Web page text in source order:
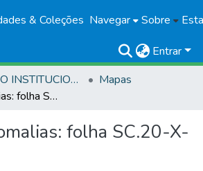
& Coleções Navegar Sobre
Entrar
PRODUÇÃO INSTITUCIONAL
Mapas
Carta de anomalias: folha SC.20-X-D-V
folha SC.20-X-